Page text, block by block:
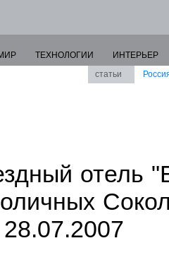
ТЕХНОЛОГИИ
ИНТЕРЬЕР
статьи
отель